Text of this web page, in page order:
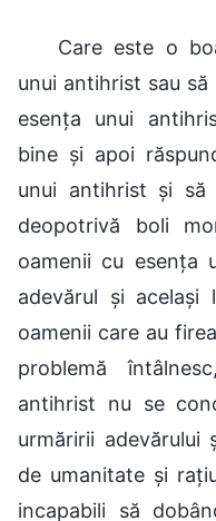
Care este o
unui antihrist sau
esența unui
bine și apoi
unui antihrist și
deopotrivă boli
oamenii cu esența
adevărul și
oamenii care au
problemă
antihrist nu se
urmăririi adevărului
de umanitate și
incapabili să